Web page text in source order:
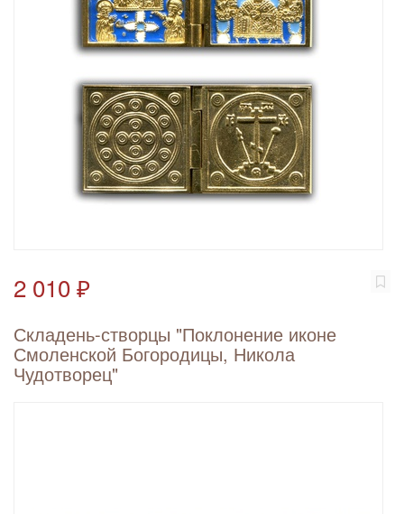
2 010 ₽
Складень-створцы "Поклонение иконе
Смоленской Богородицы, Никола
Чудотворец"